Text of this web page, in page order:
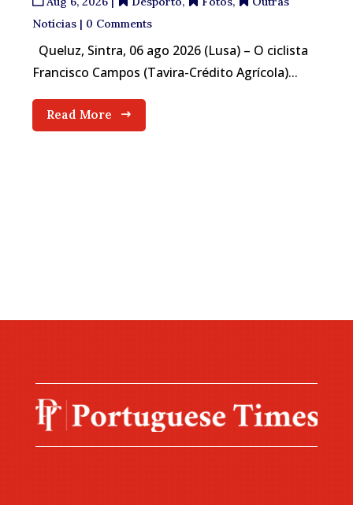
Notícias | 0 Comments
Queluz, Sintra, 06 ago 2026 (Lusa) – O ciclista
Francisco Campos (Tavira-Crédito Agrícola)...
Read More